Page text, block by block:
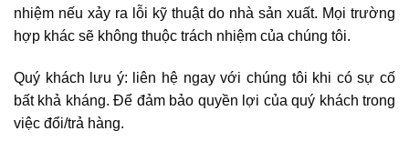
nhiệm nếu xảy ra lỗi kỹ thuật do nhà sản xuất. Mọi trường
hợp khác sẽ không thuộc trách nhiệm của chúng tôi.
Quý khách lưu ý: liên hệ ngay với chúng tôi khi có sự cố
bất khả kháng. Để đảm bảo quyền lợi của quý khách trong
việc đổi/trả hàng.